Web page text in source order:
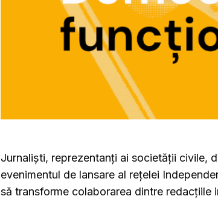
Jurnaliști, reprezentanți ai societății civile,
evenimentul de lansare al rețelei
să transforme colaborarea dintre redacțiile